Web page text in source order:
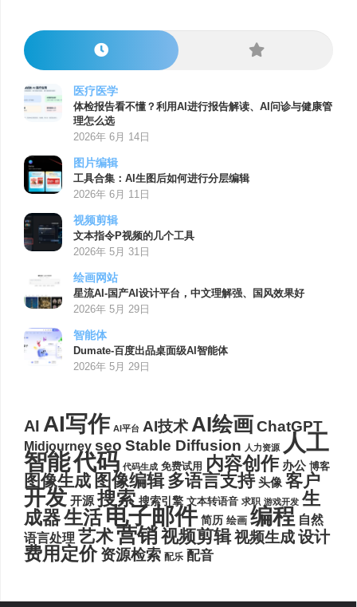
医疗医学
体检报告看不懂？利用AI进行报告解读、AI问诊与健康管
理怎么选
2026年 6月 14日
图片编辑
工具合集：AI生图后如何进行分层编辑
2026年 6月 11日
视频剪辑
文本指令P视频的几个工具
2026年 5月 31日
绘画网站
星流AI-国产AI设计平台，中文理解强、国风效果好
2026年 5月 29日
智能体
Dumate-百度出品桌面级AI智能体
2026年 5月 29日
AI AI写作 AI平台 AI技术AI绘画ChatGPT
Midjourney seo Stable Diffusion 人力资源 人工
智能代码 代码生成 免费试用 内容创作 办公 博客
图像生成 图像编辑 多语言支持 头像 客户
开发 开源 搜索 搜索引擎 文本转语音 求职 游戏开发 生
成器生活电子邮件 简历 绘画 编程 自然
语言处理 艺术营销视频剪辑视频生成设计
费用定价 资源检索 配乐 配音